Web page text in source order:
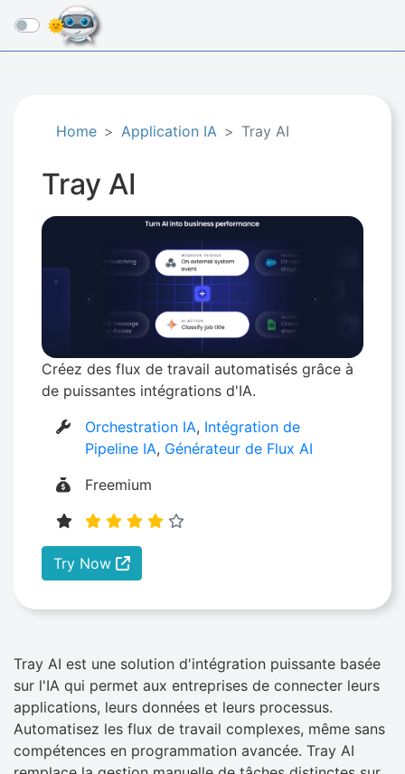
☰
Home Application IA Tray AI
Tray AI
Créez des flux de travail automatisés grâce à
de puissantes intégrations d'IA.
Orchestration IA, Intégration de
Pipeline IA, Générateur de Flux AI
Freemium
Try Now
Tray AI est une solution d'intégration puissante basée
sur l'IA qui permet aux entreprises de connecter leurs
applications, leurs données et leurs processus.
Automatisez les flux de travail complexes, même sans
compétences en programmation avancée. Tray AI